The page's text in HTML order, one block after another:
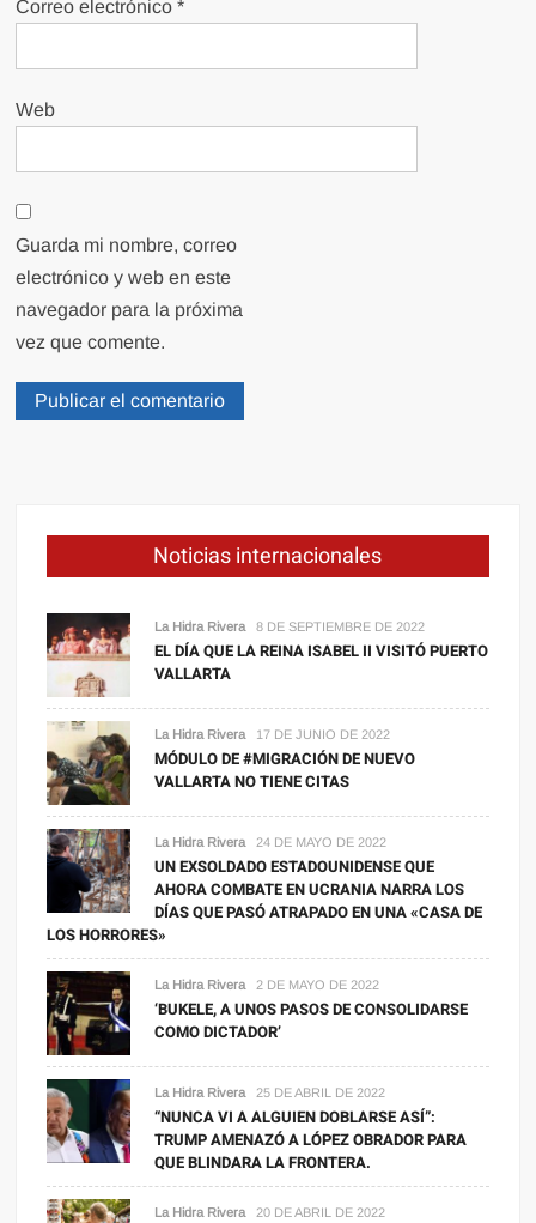
Correo electrónico*
Web
Guarda mi nombre, correo
electrónico y web en este
navegador para la próxima
vez que comente.
Noticias internacionales
La Hidra Rivera 8 DE SEPTIEMBRE DE 2022
EL DÍA QUE LA REINA ISABEL II VISITÓ PUERTO
VALLARTA
La Hidra Rivera 17 DE JUNIO DE 2022
MÓDULO DE #MIGRACIÓN DE NUEVO
VALLARTA NO TIENE CITAS
La Hidra Rivera 24 DE MAYO DE 2022
UN EXSOLDADO ESTADOUNIDENSE QUE
AHORA COMBATE EN UCRANIA NARRA LOS
DÍAS QUE PASÓ ATRAPADO EN UNA «CASA DE
LOS HORRORES»
La Hidra Rivera 2 DE MAYO DE 2022
‘BUKELE, A UNOS PASOS DE CONSOLIDARSE
COMO DICTADOR’
La Hidra Rivera 25 DE ABRIL DE 2022
“NUNCA VI A ALGUIEN DOBLARSE ASÍ”:
TRUMP AMENAZÓ A LÓPEZ OBRADOR PARA
QUE BLINDARA LA FRONTERA.
La Hidra Rivera 20 DE ABRIL DE 2022